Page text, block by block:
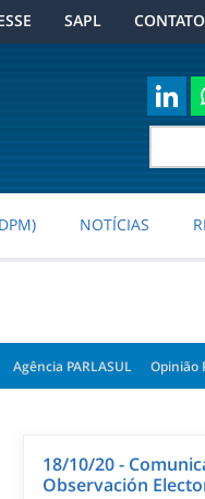
SAPL CONTATO
NOTÍCIAS
Opinião
Agência PARLASUL
18/10/20 -
Observación